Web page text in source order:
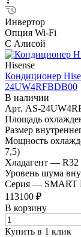
Инвертор
Опция Wi-Fi
С Алисой
Hisense
Кондиционер
24UW4RFBDB00
В наличии
Арт. AS-
Площадь
Размер
Мощность
7,5)
Хладагент — R32
Уровень шума
Серия — SMART
113100 ₽
В корзину
Купить в 1 клик